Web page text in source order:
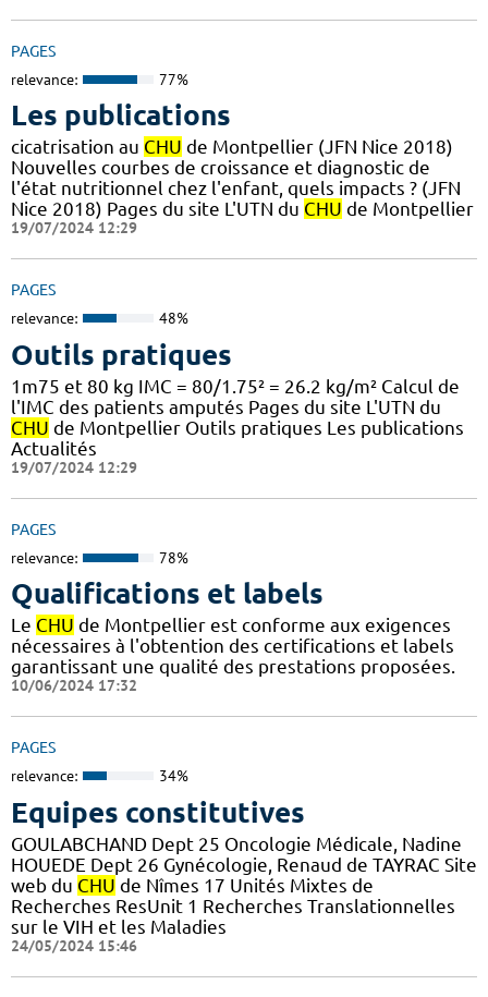
PAGES
relevance: 77%
Les publications
cicatrisation au CHU de Montpellier (JFN Nice 2018)
Nouvelles courbes de croissance et diagnostic de
l'état nutritionnel chez l'enfant, quels impacts ? (JFN
Nice 2018) Pages du site L'UTN du CHU de Montpellier
19/07/2024 12:29
PAGES
relevance: 48%
Outils pratiques
1m75 et 80 kg IMC = 80/1.75² = 26.2 kg/m² Calcul de
l'IMC des patients amputés Pages du site L'UTN du
CHU de Montpellier Outils pratiques Les publications
Actualités
19/07/2024 12:29
PAGES
relevance: 78%
Qualifications et labels
Le CHU de Montpellier est conforme aux exigences
nécessaires à l'obtention des certifications et labels
garantissant une qualité des prestations proposées.
10/06/2024 17:32
PAGES
relevance: 34%
Equipes constitutives
GOULABCHAND Dept 25 Oncologie Médicale, Nadine
HOUEDE Dept 26 Gynécologie, Renaud de TAYRAC Site
web du CHU de Nîmes 17 Unités Mixtes de
Recherches ResUnit 1 Recherches Translationnelles
sur le VIH et les Maladies
24/05/2024 15:46